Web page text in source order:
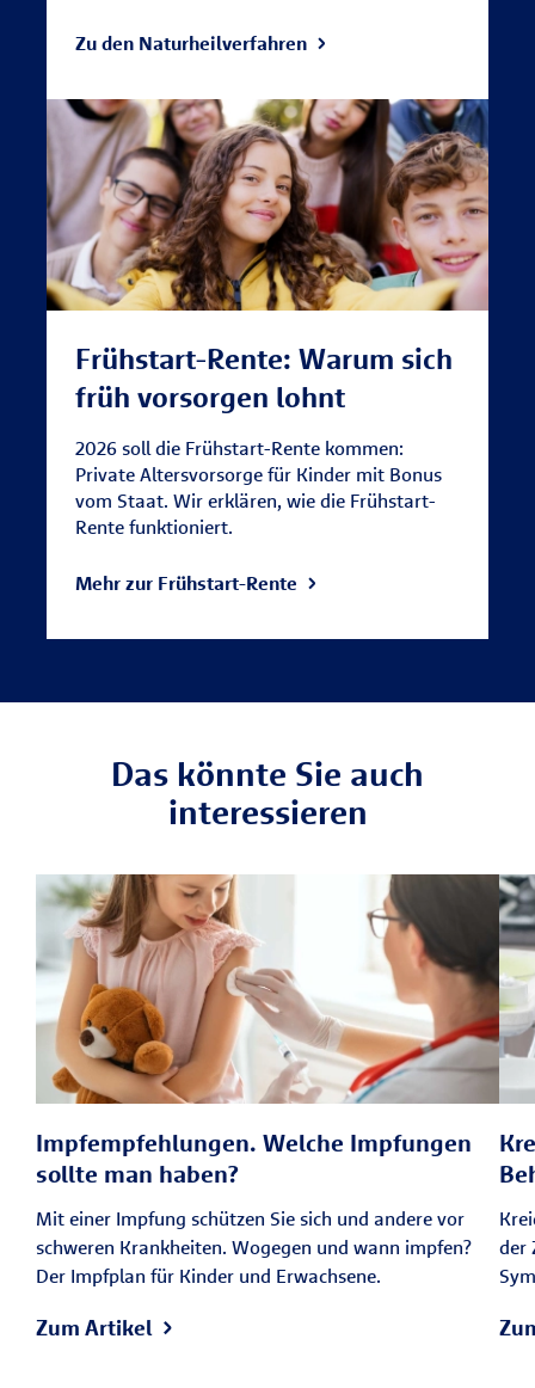
Zu den Naturheilverfahren
Frühstart-Rente: Warum sich
früh vorsorgen lohnt
2026 soll die Frühstart-Rente kommen:
Private Altersvorsorge für Kinder mit Bonus
vom Staat. Wir erklären, wie die Frühstart-
Rente funktioniert.
Mehr zur Frühstart-Rente
Das könnte Sie auch
interessieren
Impfempfehlungen. Welche Impfungen
sollte man haben?
Mit einer Impfung schützen Sie sich und andere vor
schweren Krankheiten. Wogegen und wann impfen?
Der Impfplan für Kinder und Erwachsene.
Zum Artikel
der